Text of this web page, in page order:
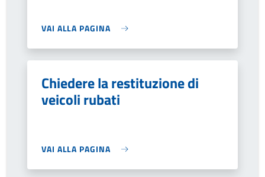
VAI ALLA PAGINA
Chiedere la restituzione di
veicoli rubati
VAI ALLA PAGINA